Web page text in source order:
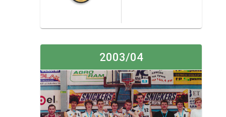
2003/04